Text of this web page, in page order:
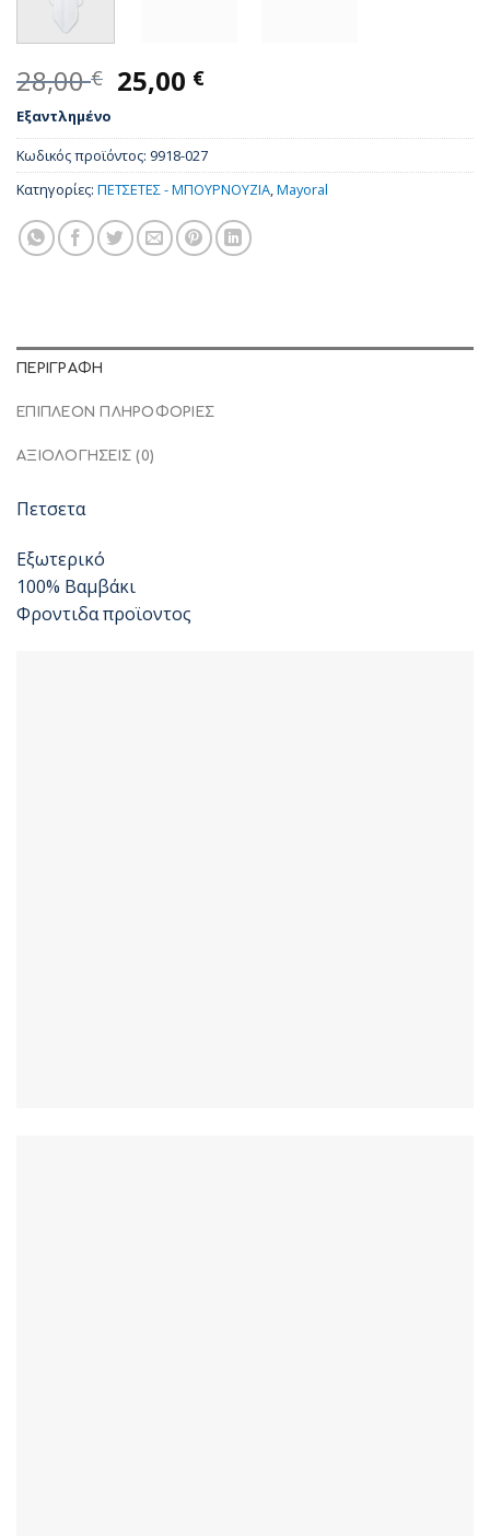
28,00€ Original
price
was:
28,00 €.
25,00 €Η
τιμή
είναι:
25,00 €.
Εξαντλημένο
Κωδικός προϊόντος: 9918-027
Κατηγορίες: ΠΕΤΣΕΤΕΣ - ΜΠΟΥΡΝΟΥΖΙΑ,Mayoral
ΠΕΡΙΓΡΑΦΉ
ΕΠΙΠΛΈΟΝ ΠΛΗΡΟΦΟΡΊΕΣ
ΑΞΙΟΛΟΓΉΣΕΙΣ (0)
Πετσετα
Εξωτερικό
100% Βαμβάκι
Φροντιδα προϊοντος